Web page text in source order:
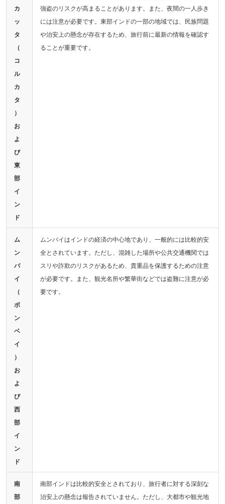
カ
ッ
タ
（
コ
ル
カ
タ
）
お
よ
び
東
部
イ
ン
ド
強盗のリスクが高まることがあります。また、夜間の一人歩き
には注意が必要です。東部インドの一部の地域では、民族問題
や治安上の懸念が存在するため、旅行前に最新の情報を確認す
ることが重要です。
ム
ン
バ
イ
（
ボ
ン
ベ
イ
）
お
よ
び
西
部
イ
ン
ド
ムンバイはインドの経済の中心地であり、一般的には比較的安
全とされています。ただし、混雑した場所や公共交通機関では
スリや詐欺のリスクがあるため、貴重品を保護するための注意
が必要です。また、観光名所や繁華街などでは盗難に注意が必
要です。
南
部
南部インドは比較的安全とされており、旅行者に対する深刻な
治安上の懸念は報告されていません。ただし、大都市や観光地